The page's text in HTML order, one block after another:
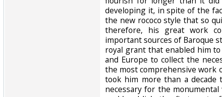
developing it, in spite of the
the new rococo style that so
therefore, his great work
important sources of Baroque
royal grant that enabled him
and Europe to collect the
the most comprehensive work
took him more than a
necessary for the